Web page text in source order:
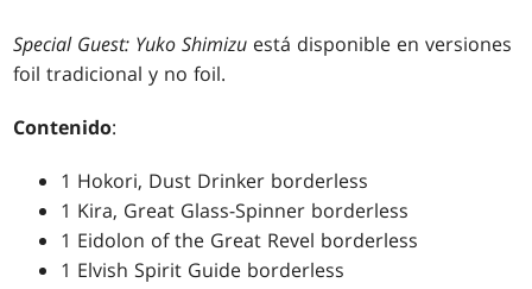
Special Guest: Yuko Shimizu está disponible en versiones
foil tradicional y no foil.
Contenido:
1 Hokori, Dust Drinker borderless
1 Kira, Great Glass-Spinner borderless
1 Eidolon of the Great Revel borderless
1 Elvish Spirit Guide borderless